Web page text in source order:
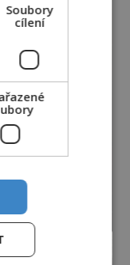
Soubory
cílení